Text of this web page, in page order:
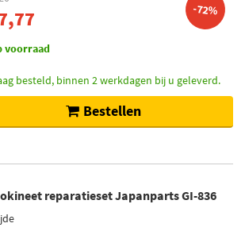
-72%
voorraad
besteld, binnen 2 werkdagen bij u geleverd.
Bestellen
reparatieset Japanparts GI-836